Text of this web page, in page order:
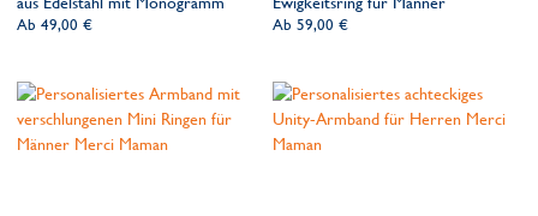
Ab 49,00 € Ab 59,00 €